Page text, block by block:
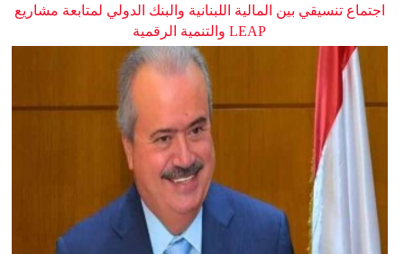
اجتماع تنسيقي بين المالية اللبنانية والبنك الدولي لمتابعة مشاريع
LEAP والتنمية الرقمية